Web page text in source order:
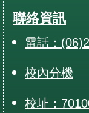
聯絡資訊
電話：
校內分機
校址：